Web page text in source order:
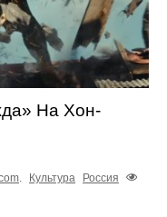
На Хон-
. Культура
Россия